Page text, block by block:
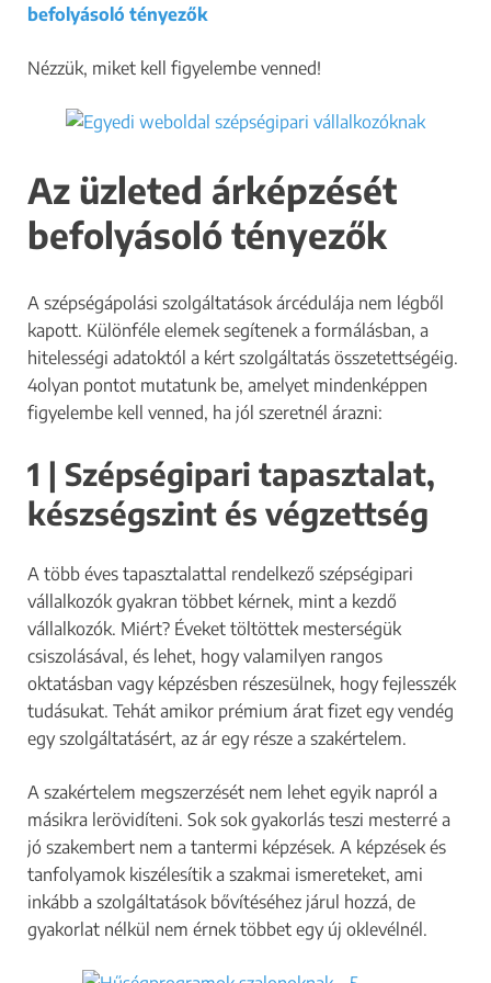
befolyásoló tényezők
Nézzük, miket kell figyelembe venned!
Az üzleted árképzését
befolyásoló tényezők
A szépségápolási szolgáltatások árcédulája nem légből
kapott. Különféle elemek segítenek a formálásban, a
hitelességi adatoktól a kért szolgáltatás összetettségéig.
4olyan pontot mutatunk be, amelyet mindenképpen
figyelembe kell venned, ha jól szeretnél árazni:
1 | Szépségipari tapasztalat,
készségszint és végzettség
A több éves tapasztalattal rendelkező szépségipari
vállalkozók gyakran többet kérnek, mint a kezdő
vállalkozók. Miért? Éveket töltöttek mesterségük
csiszolásával, és lehet, hogy valamilyen rangos
oktatásban vagy képzésben részesülnek, hogy fejlesszék
tudásukat. Tehát amikor prémium árat fizet egy vendég
egy szolgáltatásért, az ár egy része a szakértelem.
A szakértelem megszerzését nem lehet egyik napról a
másikra lerövidíteni. Sok sok gyakorlás teszi mesterré a
jó szakembert nem a tantermi képzések. A képzések és
tanfolyamok kiszélesítik a szakmai ismereteket, ami
inkább a szolgáltatások bővítéséhez járul hozzá, de
gyakorlat nélkül nem érnek többet egy új oklevélnél.